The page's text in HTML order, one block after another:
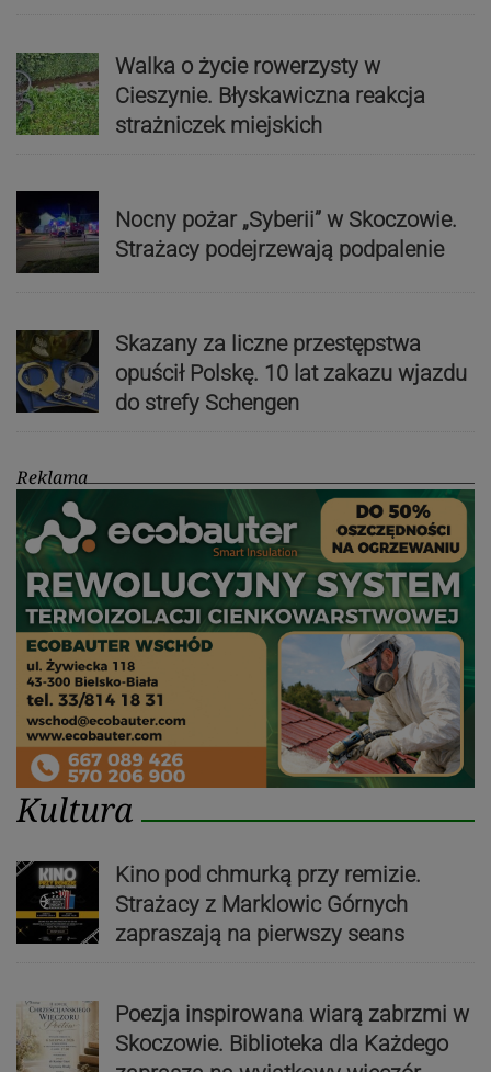
Walka o życie rowerzysty w
Cieszynie. Błyskawiczna reakcja
strażniczek miejskich
Nocny pożar „Syberii” w Skoczowie.
Strażacy podejrzewają podpalenie
Skazany za liczne przestępstwa
opuścił Polskę. 10 lat zakazu wjazdu
do strefy Schengen
Reklama
Kultura
Kino pod chmurką przy remizie.
Strażacy z Marklowic Górnych
zapraszają na pierwszy seans
Poezja inspirowana wiarą zabrzmi w
Skoczowie. Biblioteka dla Każdego